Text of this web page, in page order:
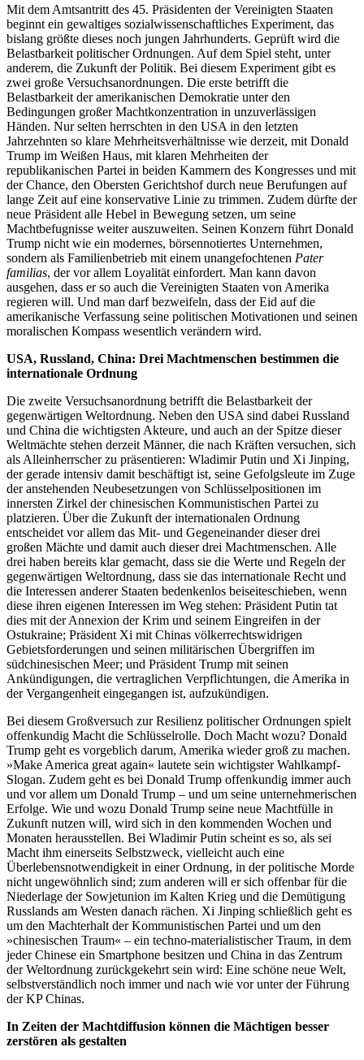
Mit dem Amtsantritt des 45. Präsidenten der Vereinigten Staaten
beginnt ein gewaltiges sozialwissenschaftliches Experiment, das
bislang größte dieses noch jungen Jahrhunderts. Geprüft wird die
Belastbarkeit politischer Ordnungen. Auf dem Spiel steht, unter
anderem, die Zukunft der Politik. Bei diesem Experiment gibt es
zwei große Versuchsanordnungen. Die erste betrifft die
Belastbarkeit der amerikanischen Demokratie unter den
Bedingungen großer Machtkonzentration in unzuverlässigen
Händen. Nur selten herrschten in den USA in den letzten
Jahrzehnten so klare Mehrheitsverhältnisse wie derzeit, mit Donald
Trump im Weißen Haus, mit klaren Mehrheiten der
republikanischen Partei in beiden Kammern des Kongresses und mit
der Chance, den Obersten Gerichtshof durch neue Berufungen auf
lange Zeit auf eine konservative Linie zu trimmen. Zudem dürfte der
neue Präsident alle Hebel in Bewegung setzen, um seine
Machtbefugnisse weiter auszuweiten. Seinen Konzern führt Donald
Trump nicht wie ein modernes, börsennotiertes Unternehmen,
sondern als Familienbetrieb mit einem unangefochtenen Pater
familias, der vor allem Loyalität einfordert. Man kann davon
ausgehen, dass er so auch die Vereinigten Staaten von Amerika
regieren will. Und man darf bezweifeln, dass der Eid auf die
amerikanische Verfassung seine politischen Motivationen und seinen
moralischen Kompass wesentlich verändern wird.
USA, Russland, China: Drei Machtmenschen bestimmen die
internationale Ordnung
Die zweite Versuchsanordnung betrifft die Belastbarkeit der
gegenwärtigen Weltordnung. Neben den USA sind dabei Russland
und China die wichtigsten Akteure, und auch an der Spitze dieser
Weltmächte stehen derzeit Männer, die nach Kräften versuchen, sich
als Alleinherrscher zu präsentieren: Wladimir Putin und Xi Jinping,
der gerade intensiv damit beschäftigt ist, seine Gefolgsleute im Zuge
der anstehenden Neubesetzungen von Schlüsselpositionen im
innersten Zirkel der chinesischen Kommunistischen Partei zu
platzieren. Über die Zukunft der internationalen Ordnung
entscheidet vor allem das Mit- und Gegeneinander dieser drei
großen Mächte und damit auch dieser drei Machtmenschen. Alle
drei haben bereits klar gemacht, dass sie die Werte und Regeln der
gegenwärtigen Weltordnung, dass sie das internationale Recht und
die Interessen anderer Staaten bedenkenlos beiseiteschieben, wenn
diese ihren eigenen Interessen im Weg stehen: Präsident Putin tat
dies mit der Annexion der Krim und seinem Eingreifen in der
Ostukraine; Präsident Xi mit Chinas völkerrechtswidrigen
Gebietsforderungen und seinen militärischen Übergriffen im
südchinesischen Meer; und Präsident Trump mit seinen
Ankündigungen, die vertraglichen Verpflichtungen, die Amerika in
der Vergangenheit eingegangen ist, aufzukündigen.
Bei diesem Großversuch zur Resilienz politischer Ordnungen spielt
offenkundig Macht die Schlüsselrolle. Doch Macht wozu? Donald
Trump geht es vorgeblich darum, Amerika wieder groß zu machen.
»Make America great again« lautete sein wichtigster Wahlkampf-
Slogan. Zudem geht es bei Donald Trump offenkundig immer auch
und vor allem um Donald Trump – und um seine unternehmerischen
Erfolge. Wie und wozu Donald Trump seine neue Machtfülle in
Zukunft nutzen will, wird sich in den kommenden Wochen und
Monaten herausstellen. Bei Wladimir Putin scheint es so, als sei
Macht ihm einerseits Selbstzweck, vielleicht auch eine
Überlebensnotwendigkeit in einer Ordnung, in der politische Morde
nicht ungewöhnlich sind; zum anderen will er sich offenbar für die
Niederlage der Sowjetunion im Kalten Krieg und die Demütigung
Russlands am Westen danach rächen. Xi Jinping schließlich geht es
um den Machterhalt der Kommunistischen Partei und um den
»chinesischen Traum« – ein techno-materialistischer Traum, in dem
jeder Chinese ein Smartphone besitzen und China in das Zentrum
der Weltordnung zurückgekehrt sein wird: Eine schöne neue Welt,
selbstverständlich noch immer und nach wie vor unter der Führung
der KP Chinas.
In Zeiten der Machtdiffusion können die Mächtigen besser
zerstören als gestalten